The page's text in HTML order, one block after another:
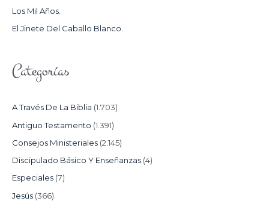
:Los Mil Años.
El Jinete Del Caballo Blanco.
Categorías
A Través De La Biblia (1.703)
Antiguo Testamento (1.391)
Consejos Ministeriales (2.145)
Discipulado Básico Y Enseñanzas (4)
Especiales (7)
Jesús (366)